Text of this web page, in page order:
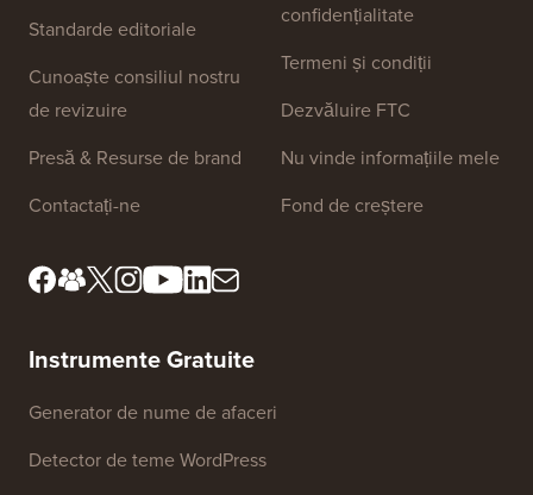
Standarde editoriale
Cunoaște consiliul nostru
de revizuire
Presă & Resurse de brand
Contactați-ne
confidențialitate
Termeni și condiții
Dezvăluire FTC
Nu vinde informațiile mele
Fond de creștere
Instrumente Gratuite
Generator de nume de afaceri
Detector de teme WordPress